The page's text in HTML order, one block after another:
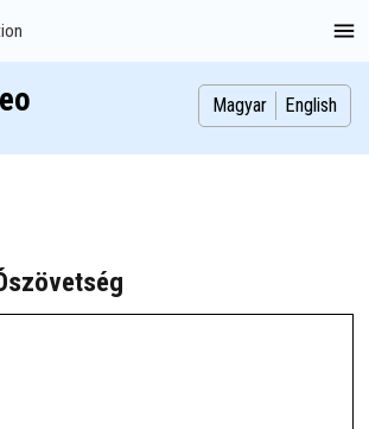
Magyar English